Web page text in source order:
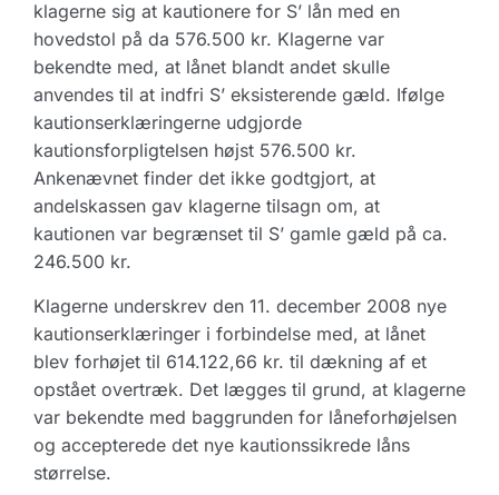
klagerne sig at kautionere for S’ lån med en
hovedstol på da 576.500 kr. Klagerne var
bekendte med, at lånet blandt andet skulle
anvendes til at indfri S’ eksisterende gæld. Ifølge
kautionserklæringerne udgjorde
kautionsforpligtelsen højst 576.500 kr.
Ankenævnet finder det ikke godtgjort, at
andelskassen gav klagerne tilsagn om, at
kautionen var begrænset til S’ gamle gæld på ca.
246.500 kr.
Klagerne underskrev den 11. december 2008 nye
kautionserklæringer i forbindelse med, at lånet
blev forhøjet til 614.122,66 kr. til dækning af et
opstået overtræk. Det lægges til grund, at klagerne
var bekendte med baggrunden for låneforhøjelsen
og accepterede det nye kautionssikrede låns
størrelse.